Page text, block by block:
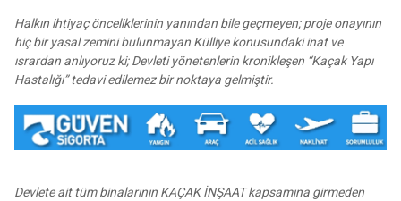
Halkın ihtiyaç önceliklerinin yanından bile geçmeyen; proje onayının
hiç bir yasal zemini bulunmayan Külliye konusundaki inat ve
ısrardan anlıyoruz ki; Devleti yönetenlerin kronikleşen “Kaçak Yapı
Hastalığı” tedavi edilemez bir noktaya gelmiştir.
Devlete ait tüm binalarının KAÇAK İNŞAAT kapsamına girmeden